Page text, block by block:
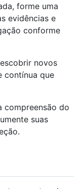
forme uma
evidências e
conforme
novos
contínua que
compreensão do
suas